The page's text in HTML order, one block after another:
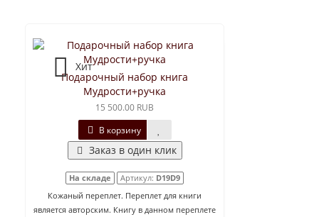
Хит
Подарочный набор книга
Мудрости+ручка
15 500.00 RUB
В корзину
Заказ в один клик
На складе Артикул: D19D9
Кожаный переплет. Переплет для книги
является авторским. Книгу в данном переплете